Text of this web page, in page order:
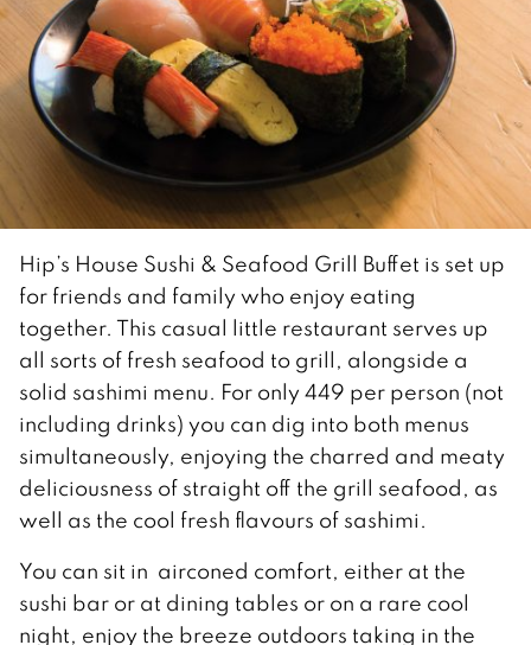
Hip’s House Sushi & Seafood Grill Buffet is set up
for friends and family who enjoy eating
together. This casual little restaurant serves up
all sorts of fresh seafood to grill, alongside a
solid sashimi menu. For only 449 per person (not
including drinks) you can dig into both menus
simultaneously, enjoying the charred and meaty
deliciousness of straight off the grill seafood, as
well as the cool fresh flavours of sashimi.
You can sit in airconed comfort, either at the
sushi bar or at dining tables or on a rare cool
night, enjoy the breeze outdoors taking in the